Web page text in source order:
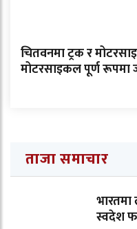
चितवनमा ट्रक र
मोटरसाइकल पूर्ण रूपमा
ताजा समाचार
स्वदेश